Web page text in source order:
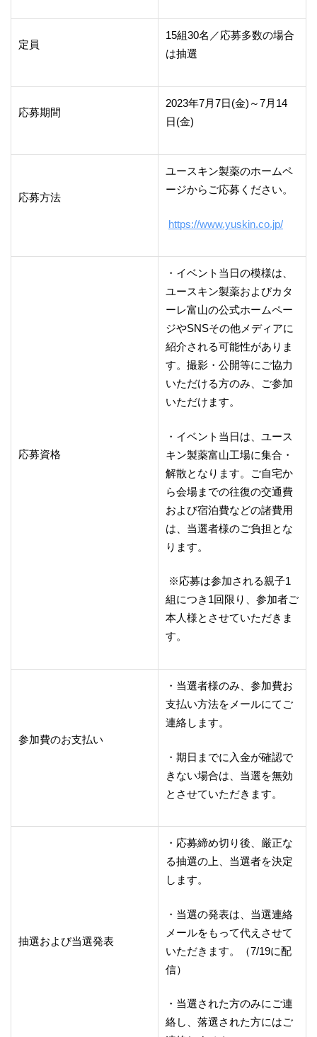
定員
15組30名／応募多数の場合
は抽選
応募期間
2023年7月7日(金)～7月14
日(金)
応募方法
ユースキン製薬のホームペ
ージからご応募ください。
https://www.yuskin.co.jp/
応募資格
・イベント当日の模様は、
ユースキン製薬およびカタ
ーレ富山の公式ホームペー
ジやSNSその他メディアに
紹介される可能性がありま
す。撮影・公開等にご協力
いただける方のみ、ご参加
いただけます。
・イベント当日は、ユース
キン製薬富山工場に集合・
解散となります。ご自宅か
ら会場までの往復の交通費
および宿泊費などの諸費用
は、当選者様のご負担とな
ります。
※応募は参加される親子1
組につき1回限り、参加者ご
本人様とさせていただきま
す。
参加費のお支払い
・当選者様のみ、参加費お
支払い方法をメールにてご
連絡します。
・期日までに入金が確認で
きない場合は、当選を無効
とさせていただきます。
抽選および当選発表
・応募締め切り後、厳正な
る抽選の上、当選者を決定
します。
・当選の発表は、当選連絡
メールをもって代えさせて
いただきます。（7/19に配
信）
・当選された方のみにご連
絡し、落選された方にはご